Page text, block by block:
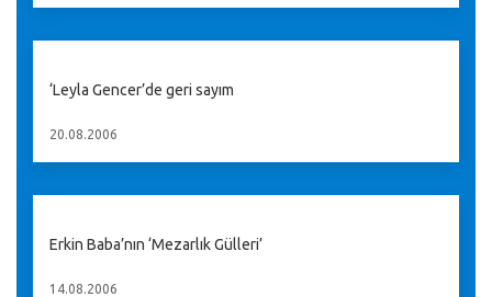
‘Leyla Gencer’de geri sayım
20.08.2006
Erkin Baba’nın ‘Mezarlık Gülleri’
14.08.2006